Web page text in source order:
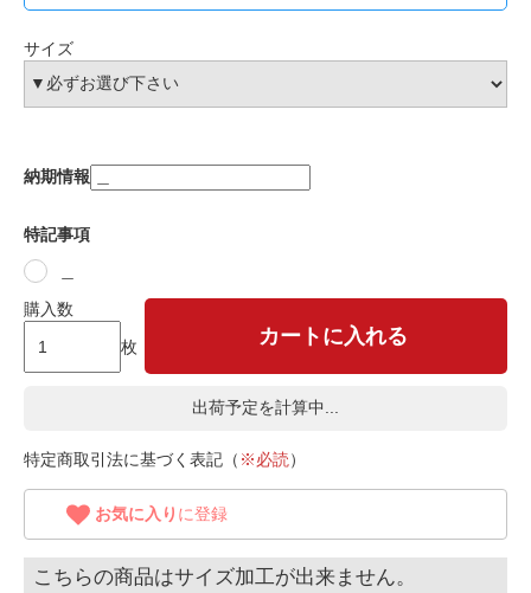
サイズ
納期情報
特記事項
購入数
枚
カートに入れる
出荷予定を計算中...
特定商取引法に基づく表記（ ※必読）
お気に入り に登録
こちらの商品はサイズ加工が出来ません。